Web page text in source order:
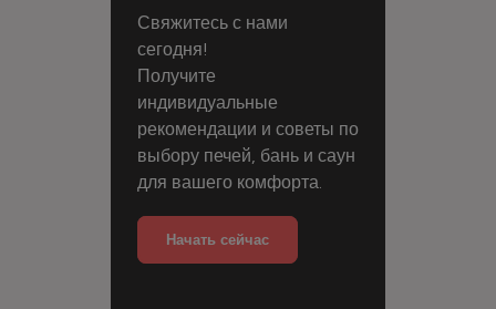
Свяжитесь с нами
сегодня!
Получите
индивидуальные
рекомендации и советы по
выбору печей, бань и саун
для вашего комфорта.
Начать сейчас